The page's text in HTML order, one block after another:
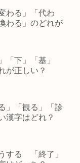
わる」「代わ
わる」のどれが
下」「基」
が正しい？
」「観る」「診
漢字はどれ？
する 「終了」